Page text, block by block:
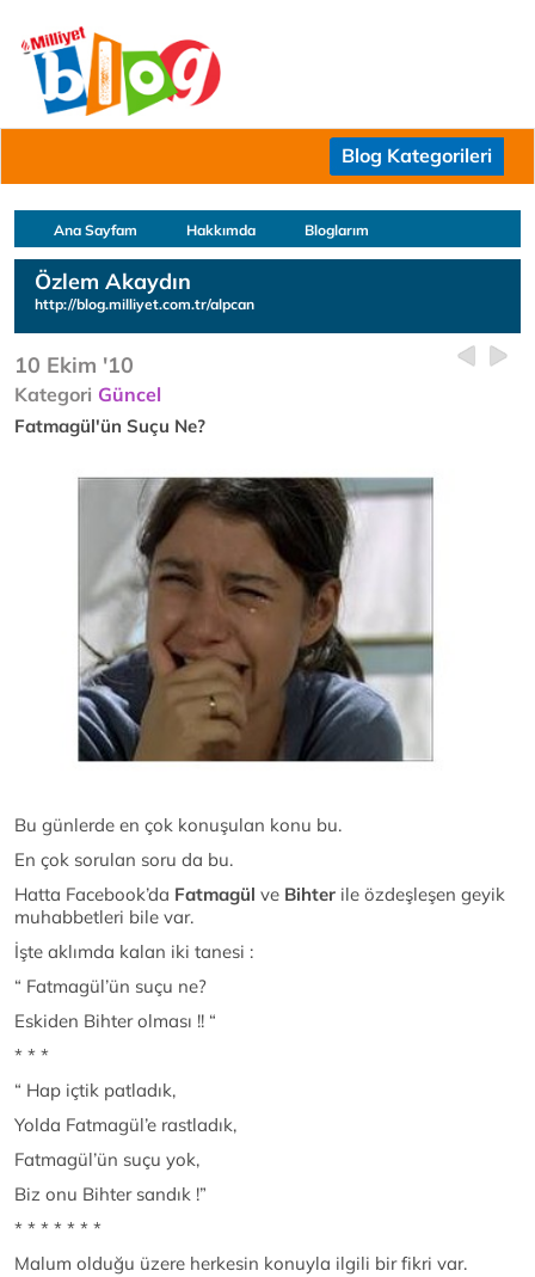
Blog Kategorileri
Ana Sayfam Hakkımda Bloglarım
Özlem Akaydın
http://blog.milliyet.com.tr/alpcan
10 Ekim '10
Kategori Güncel
Fatmagül'ün Suçu Ne?
Bu günlerde en çok konuşulan konu bu.
En çok sorulan soru da bu.
Hatta Facebook’da Fatmagül ve Bihter ile özdeşleşen geyik
muhabbetleri bile var.
İşte aklımda kalan iki tanesi :
“ Fatmagül’ün suçu ne?
Eskiden Bihter olması !! “
* * *
“ Hap içtik patladık,
Yolda Fatmagül’e rastladık,
Fatmagül’ün suçu yok,
Biz onu Bihter sandık !”
* * * * * * *
Malum olduğu üzere herkesin konuyla ilgili bir fikri var.